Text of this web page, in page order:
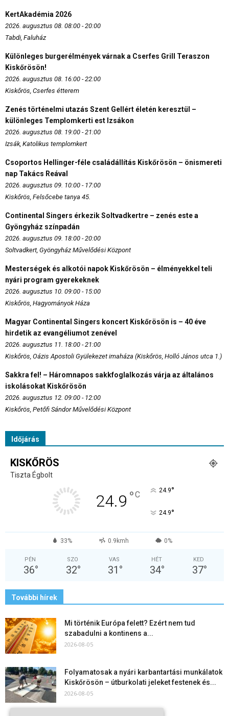
KertAkadémia 2026
2026. augusztus 08. 08:00 - 20:00
Tabdi, Faluház
Különleges burgerélmények várnak a Cserfes Grill Teraszon
Kiskőrösön!
2026. augusztus 08. 16:00 - 22:00
Kiskőrös, Cserfes étterem
Zenés történelmi utazás Szent Gellért életén keresztül –
különleges Templomkerti est Izsákon
2026. augusztus 08. 19:00 - 21:00
Izsák, Katolikus templomkert
Csoportos Hellinger-féle családállítás Kiskőrösön – önismereti
nap Takács Reával
2026. augusztus 09. 10:00 - 17:00
Kiskőrös, Felsőcebe tanya 45.
Continental Singers érkezik Soltvadkertre – zenés este a
Gyöngyház színpadán
2026. augusztus 09. 18:00 - 20:00
Soltvadkert, Gyöngyház Művelődési Központ
Mesterségek és alkotói napok Kiskőrösön – élményekkel teli
nyári program gyerekeknek
2026. augusztus 10. 09:00 - 15:00
Kiskőrös, Hagyományok Háza
Magyar Continental Singers koncert Kiskőrösön is – 40 éve
hirdetik az evangéliumot zenével
2026. augusztus 11. 18:00 - 21:00
Kiskőrös, Oázis Apostoli Gyülekezet imaháza (Kiskőrös, Holló János utca 1.)
Sakkra fel! – Háromnapos sakkfoglalkozás várja az általános
iskolásokat Kiskőrösön
2026. augusztus 12. 09:00 - 12:00
Kiskőrös, Petőfi Sándor Művelődési Központ
Időjárás
KISKŐRÖS
Tiszta Égbolt
24.9 °C 24.9°
24.9°
33% 0.9kmh 0%
PÉN
36°
SZO
32°
VAS
31 °
HÉT
34°
KED
37°
További hírek
Mi történik Európa felett? Ezért nem tud
szabadulni a kontinens a...
2026-08-05
Folyamatosak a nyári karbantartási munkálatok
Kiskőrösön – útburkolati jeleket festenek és...
2026-08-05